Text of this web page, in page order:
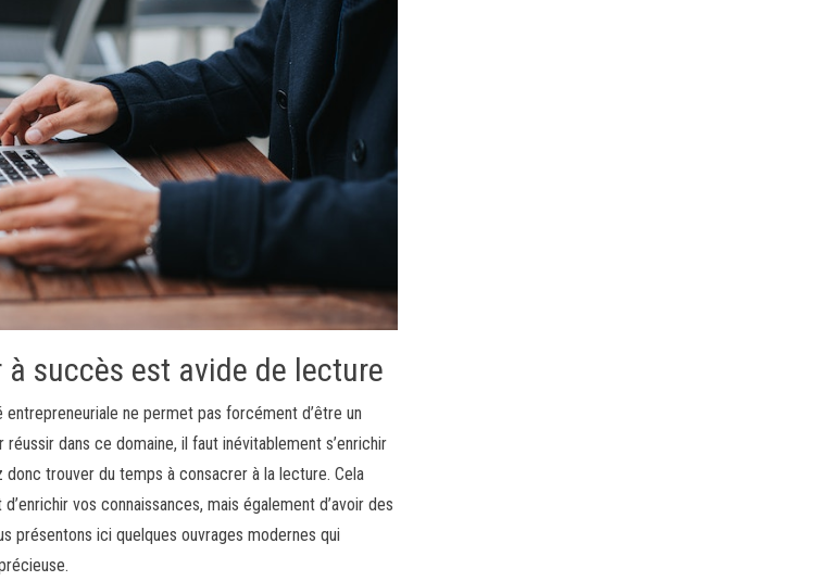
à succès est avide de lecture
entrepreneuriale ne permet pas forcément d’être un
réussir dans ce domaine, il faut inévitablement s’enrichir
trouver du temps à consacrer à la lecture. Cela
vos connaissances, mais également d’avoir des
présentons ici quelques ouvrages modernes qui